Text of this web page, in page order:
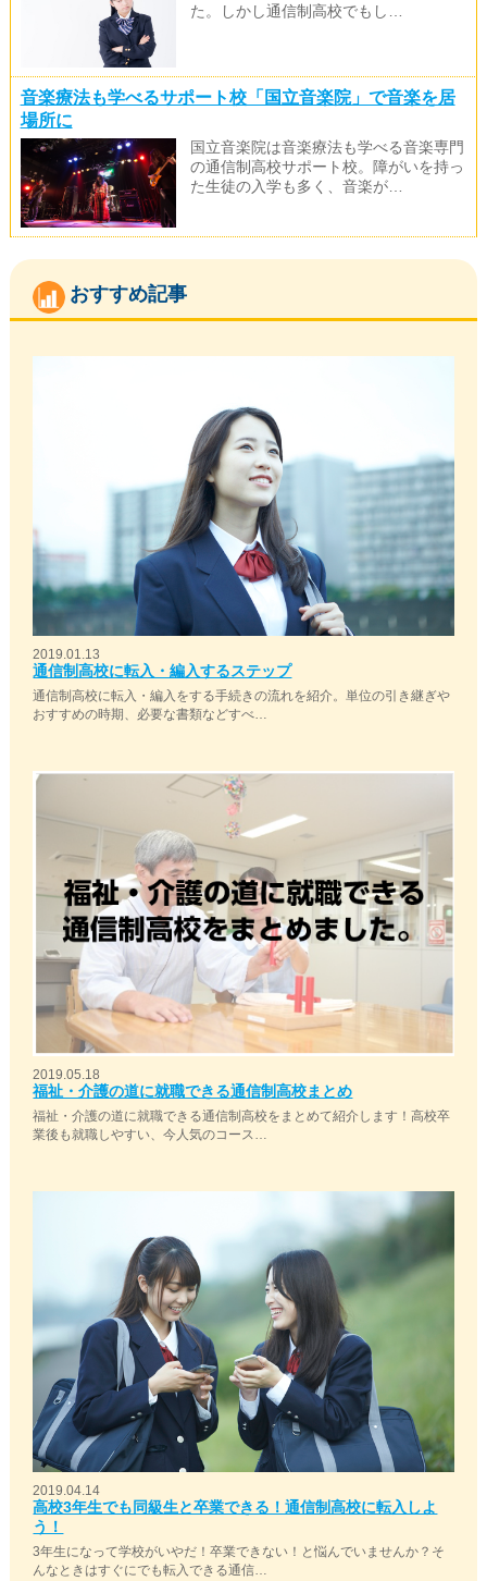
た。しかし通信制高校でもし…
音楽療法も学べるサポート校「国立音楽院」で音楽を居
場所に
国立音楽院は音楽療法も学べる音楽専門
の通信制高校サポート校。障がいを持っ
た生徒の入学も多く、音楽が…
おすすめ記事
2019.01.13
通信制高校に転入・編入するステップ
通信制高校に転入・編入をする手続きの流れを紹介。単位の引き継ぎや
おすすめの時期、必要な書類などすべ…
2019.05.18
福祉・介護の道に就職できる通信制高校まとめ
福祉・介護の道に就職できる通信制高校をまとめて紹介します！高校卒
業後も就職しやすい、今人気のコース…
2019.04.14
高校3年生でも同級生と卒業できる！通信制高校に転入しよ
う！
3年生になって学校がいやだ！卒業できない！と悩んでいませんか？そ
んなときはすぐにでも転入できる通信…